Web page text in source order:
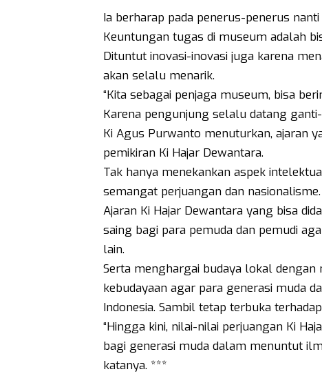
Ia berharap pada penerus-penerus
Keuntungan tugas di museum adalah
Dituntut inovasi-inovasi juga karena
akan selalu menarik.
“Kita sebagai penjaga museum, bisa
Karena pengunjung selalu datang
Ki Agus Purwanto menuturkan, ajaran
pemikiran Ki Hajar Dewantara.
Tak hanya menekankan aspek
semangat perjuangan dan nasionalisme.
Ajaran Ki Hajar Dewantara yang bisa
saing bagi para pemuda dan pemudi
lain.
Serta menghargai budaya lokal dengan
kebudayaan agar para generasi muda
Indonesia. Sambil tetap terbuka
“Hingga kini, nilai-nilai perjuangan Ki
bagi generasi muda dalam menuntut
katanya. ***